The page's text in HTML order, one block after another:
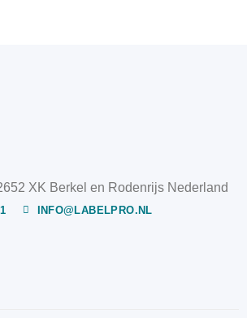
XK Berkel en Rodenrijs Nederland
INFO@LABELPRO.NL